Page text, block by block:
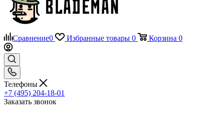
Сравнение0 Избранные товары 0 Корзина 0
Телефоны
+7 (495) 204-18-01
Заказать звонок